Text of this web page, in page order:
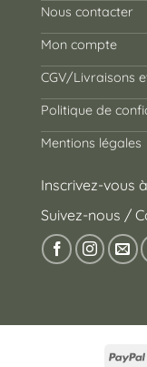
Nous contacter
Mon compte
CGV/Livraisons
Politique de
Mentions légales
Inscrivez-vous
Suivez-nous /